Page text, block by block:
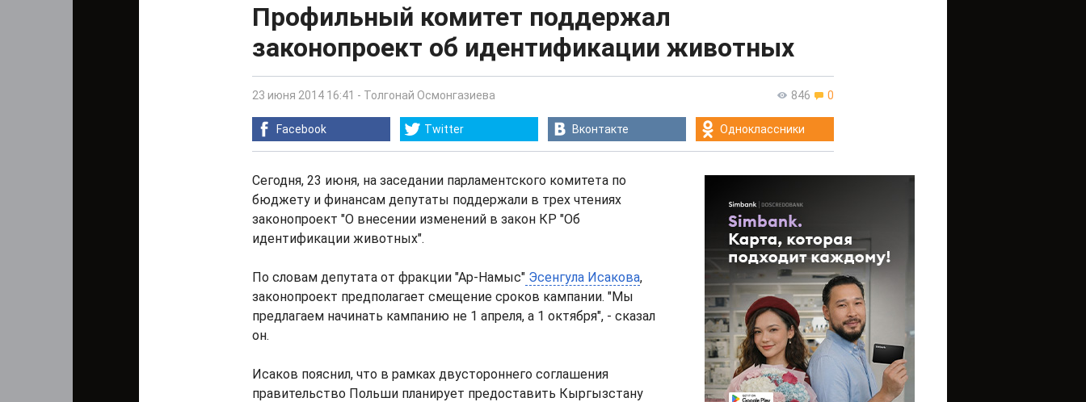
Профильный комитет поддержал
законопроект об идентификации животных
846 0
23 июня 2014 16:41 - Толгонай Осмонгазиева
Facebook Twitter Вконтакте Одноклассники
Сегодня, 23 июня, на заседании парламентского комитета по
бюджету и финансам депутаты поддержали в трех чтениях
законопроект "О внесении изменений в закон КР "Об
идентификации животных".
По словам депутата от фракции "Ар-Намыс" Эсенгула Исакова,
законопроект предполагает смещение сроков кампании. "Мы
предлагаем начинать кампанию не 1 апреля, а 1 октября", - сказал
он.
Исаков пояснил, что в рамках двустороннего соглашения
правительство Польши планирует предоставить Кыргызстану